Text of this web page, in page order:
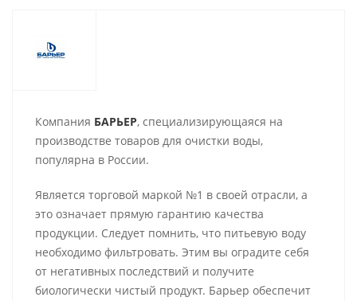
Компания БАРЬЕР, специализирующаяся на
производстве товаров для очистки воды,
популярна в России.
Является торговой маркой №1 в своей отрасли, а
это означает прямую гарантию качества
продукции. Следует помнить, что питьевую воду
необходимо фильтровать. Этим вы оградите себя
от негативных последствий и получите
биологически чистый продукт. Барьер обеспечит